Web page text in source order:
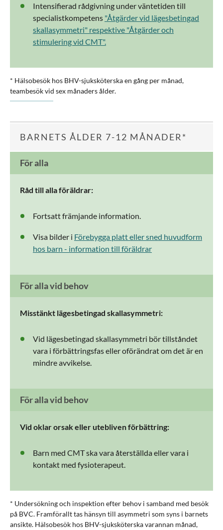
Intensifierad rådgivning under väntetiden till
specialistkompetens "Åtgärder vid lägesbetingad
skallasymmetri" respektive "Åtgärder och
stimulering vid CMT".
* Hälsobesök hos BHV-sjuksköterska en gång per månad,
teambesök vid sex månaders ålder.
BARNETS ÅLDER 7-12 MÅNADER*
För alla
Råd till alla föräldrar:
Fortsatt främjande information.
Visa bilder i Förebygga platt eller sned huvudform
hos barn - information till föräldrar
För alla vid behov
Misstänkt lägesbetingad skallasymmetri:
Vid lägesbetingad skallasymmetri bör tillståndet
vara i förbättringsfas eller oförändrat om det är en
mindre avvikelse.
För alla vid behov
Vid oklar orsak eller utebliven förbättring:
Barn med CMT ska vara återställda eller vara i
kontakt med fysioterapeut.
* Undersökning och inspektion efter behov i samband med besök
på BVC. Framförallt tas hänsyn till asymmetri som syns i barnets
ansikte. Hälsobesök hos BHV-sjuksköterska varannan månad,